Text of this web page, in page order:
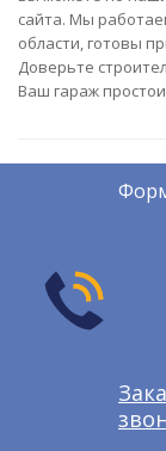
сайта. Мы
области, готовы
Доверьте
Ваш гараж